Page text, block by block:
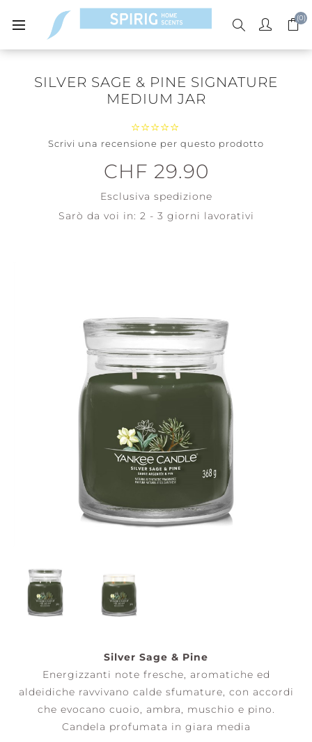
(0)
SILVER SAGE & PINE SIGNATURE
MEDIUM JAR
Scrivi una recensione per questo prodotto
CHF 29.90
Esclusiva spedizione
Sarò da voi in: 2 - 3 giorni lavorativi
Silver Sage & Pine
Energizzanti note fresche, aromatiche ed
aldeidiche ravvivano calde sfumature, con accordi
che evocano cuoio, ambra, muschio e pino.
Candela profumata in giara media